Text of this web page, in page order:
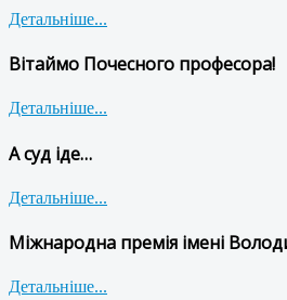
Детальніше...
Вітаймо Почесного професора!
Детальніше...
А суд іде…
Детальніше...
Міжнародна премія імені
Детальніше...